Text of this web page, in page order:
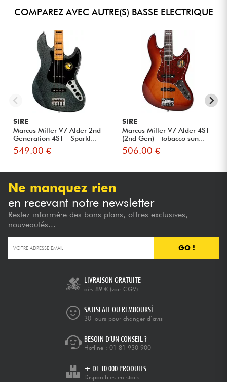
COMPAREZ AVEC AUTRE(S) BASSE ELECTRIQUE
SIRE
Marcus Miller V7 Alder 2nd
Generation 4ST - Sparkl...
549.00 €
SIRE
Marcus Miller V7 Alder 4ST
(2nd Gen) - tobacco sun...
506.00 €
Ne manquez rien
en recevant notre newsletter
Restez informé·e des bons plans, offres exclusives,
nouveautés...
GO !
LIVRAISON GRATUITE
dès 89 € (voir CGV)
SATISFAIT OU REMBOURSÉ
30 jours pour changer d’avis
BESOIN D’UN CONSEIL ?
Hotline : 01 81 930 900
+ DE 10 000 PRODUITS
Disponibles en stock